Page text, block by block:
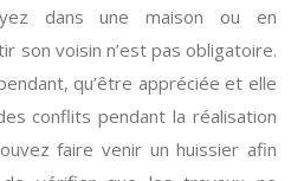
dans une maison ou en
son voisin n’est pas obligatoire.
qu’être appréciée et elle
conflits pendant la réalisation
faire venir un huissier afin